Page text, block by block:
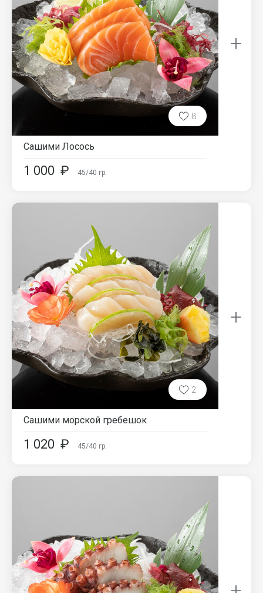
8
Сашими Лосось
1 000 ₽ 45/40 гр.
+
2
Сашими морской гребешок
1 020 ₽ 45/40 гр.
+